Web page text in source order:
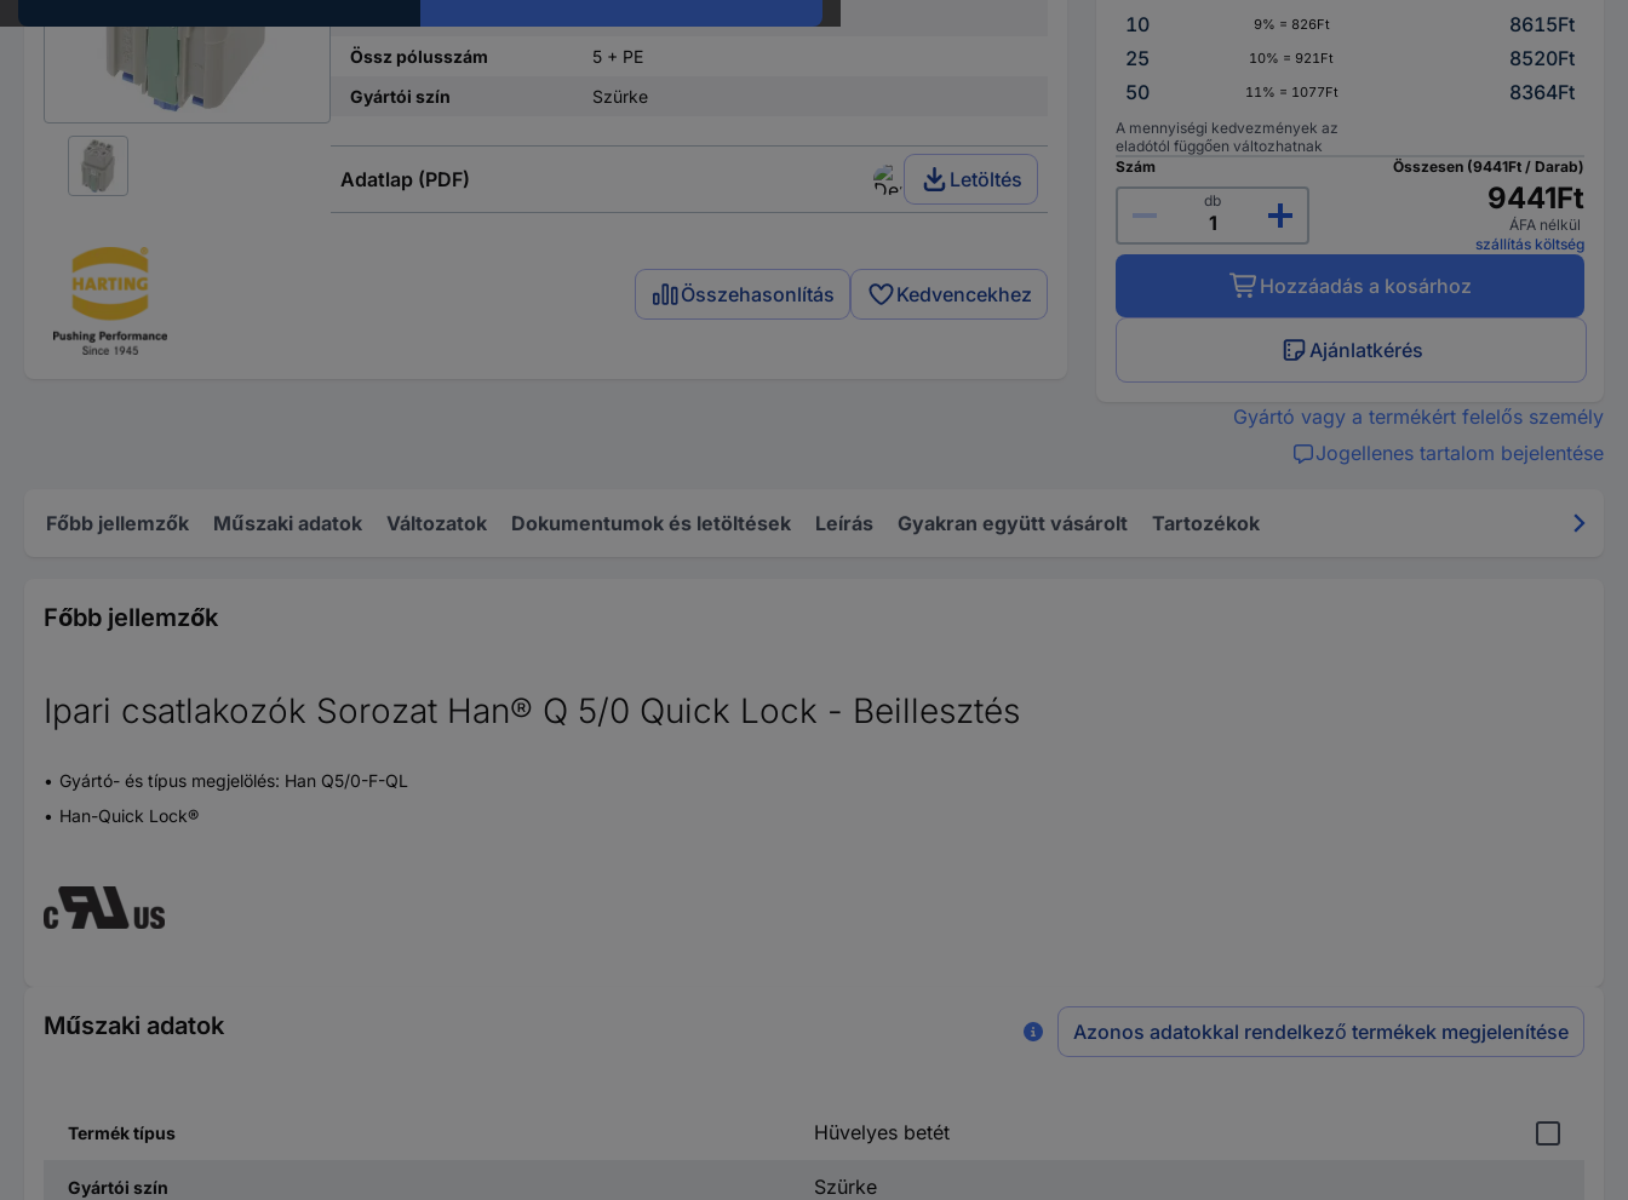
Össz pólusszám
5 + PE
Gyártói szín
Szürke
Adatlap (PDF) Letöltés
Összehasonlítás Kedvencekhez
10
9% = 826Ft
8615Ft
25
10% = 921Ft
8520Ft
50
11% = 1077Ft 8364Ft
A mennyiségi kedvezmények az
eladótól függően változhatnak
Szám
db
Összesen (9441Ft / Darab)
9441Ft
ÁFA nélkül
szállítás költség
Hozzáadás a kosárhoz
Ajánlatkérés
Gyártó vagy a termékért felelős személy
Jogellenes tartalom bejelentése
Főbb jellemzők Műszaki adatok Változatok Dokumentumok és letöltések Leírás Gyakran együtt vásárolt Tartozékok
Főbb jellemzők
Ipari csatlakozók Sorozat Han® Q 5/0 Quick Lock - Beillesztés
Gyártó- és típus megjelölés: Han Q5/0-F-QL
Han-Quick Lock®
Műszaki adatok Azonos adatokkal rendelkező termékek megjelenítése
Termék típus Hüvelyes betét
Gyártói szín Szürke